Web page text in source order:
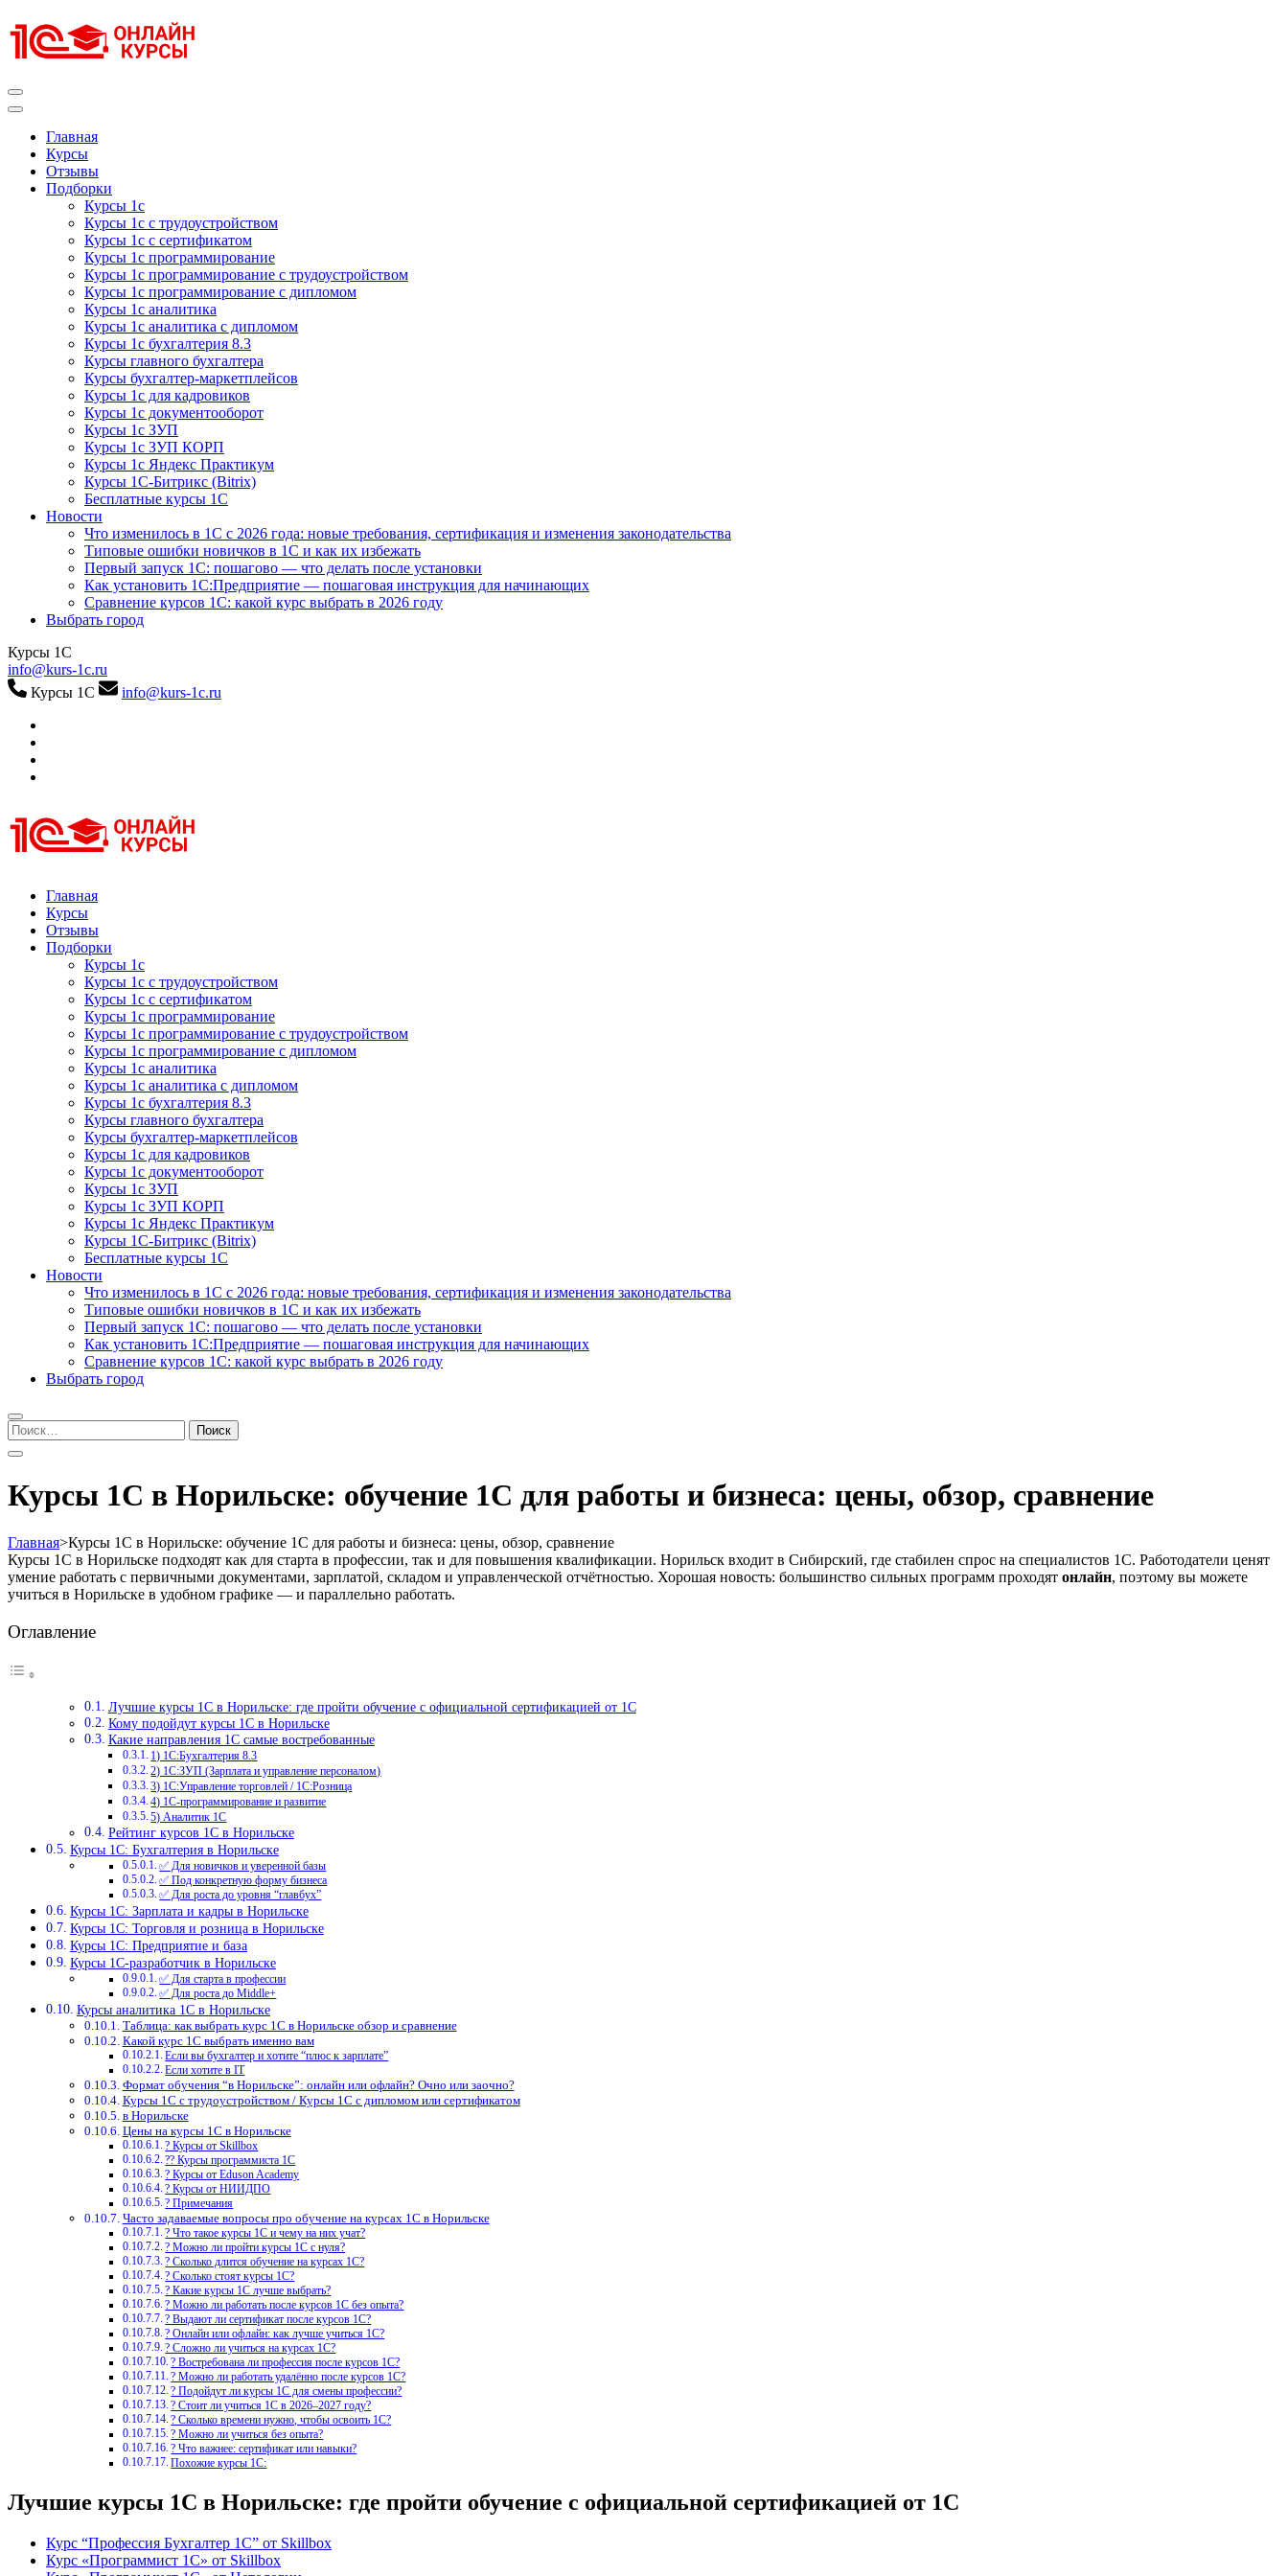
к
содержимому
Главная
Курсы
Отзывы
Подборки
Курсы 1с
Курсы 1с с трудоустройством
Курсы 1с с сертификатом
Курсы 1с программирование
Курсы 1с программирование с трудоустройством
Курсы 1с программирование с дипломом
Курсы 1с аналитика
Курсы 1с аналитика с дипломом
Курсы 1с бухгалтерия 8.3
Курсы главного бухгалтера
Курсы бухгалтер-маркетплейсов
Курсы 1с для кадровиков
Курсы 1с документооборот
Курсы 1с ЗУП
Курсы 1с ЗУП КОРП
Курсы 1с Яндекс Практикум
Курсы 1С-Битрикс (Bitrix)
Бесплатные курсы 1С
Новости
Что изменилось в 1С с 2026 года: новые требования, сертификация и изменения законодательства
Типовые ошибки новичков в 1С и как их избежать
Первый запуск 1С: пошагово — что делать после установки
Как установить 1С:Предприятие — пошаговая инструкция для начинающих
Сравнение курсов 1С: какой курс выбрать в 2026 году
Выбрать город
Курсы 1С
info@kurs-1c.ru
Курсы 1С
info@kurs-1c.ru
Курсы 1С
Курсы 1С официальная сертификация
Главная
Курсы
Отзывы
Подборки
Курсы 1с
Курсы 1с с трудоустройством
Курсы 1с с сертификатом
Курсы 1с программирование
Курсы 1с программирование с трудоустройством
Курсы 1с программирование с дипломом
Курсы 1с аналитика
Курсы 1с аналитика с дипломом
Курсы 1с бухгалтерия 8.3
Курсы главного бухгалтера
Курсы бухгалтер-маркетплейсов
Курсы 1с для кадровиков
Курсы 1с документооборот
Курсы 1с ЗУП
Курсы 1с ЗУП КОРП
Курсы 1с Яндекс Практикум
Курсы 1С-Битрикс (Bitrix)
Бесплатные курсы 1С
Новости
Что изменилось в 1С с 2026 года: новые требования, сертификация и изменения законодательства
Типовые ошибки новичков в 1С и как их избежать
Первый запуск 1С: пошагово — что делать после установки
Как установить 1С:Предприятие — пошаговая инструкция для начинающих
Сравнение курсов 1С: какой курс выбрать в 2026 году
Выбрать город
Найти:
Курсы 1С в Норильске: обучение 1С для работы и бизнеса: цены, обзор, сравнение
Главная>Курсы 1С в Норильске: обучение 1С для работы и бизнеса: цены, обзор, сравнение
Курсы 1С в Норильске подходят как для старта в профессии, так и для повышения квалификации. Норильск входит в Сибирский, где стабилен спрос на специалистов 1С. Работодатели ценят
умение работать с первичными документами, зарплатой, складом и управленческой отчётностью. Хорошая новость: большинство сильных программ проходят онлайн, поэтому вы можете
учиться в Норильске в удобном графике — и параллельно работать.
Оглавление
Лучшие курсы 1С в Норильске: где пройти обучение с официальной сертификацией от 1С
Кому подойдут курсы 1С в Норильске
Какие направления 1С самые востребованные
1) 1С:Бухгалтерия 8.3
2) 1С:ЗУП (Зарплата и управление персоналом)
3) 1С:Управление торговлей / 1С:Розница
4) 1С-программирование и развитие
5) Аналитик 1С
Рейтинг курсов 1С в Норильске
Курсы 1С: Бухгалтерия в Норильске
✅ Для новичков и уверенной базы
✅ Под конкретную форму бизнеса
✅ Для роста до уровня “главбух”
Курсы 1С: Зарплата и кадры в Норильске
Курсы 1С: Торговля и розница в Норильске
Курсы 1С: Предприятие и база
Курсы 1С-разработчик в Норильске
✅ Для старта в профессии
✅ Для роста до Middle+
Курсы аналитика 1С в Норильске
Таблица: как выбрать курс 1С в Норильске обзор и сравнение
Какой курс 1С выбрать именно вам
Если вы бухгалтер и хотите “плюс к зарплате”
Если хотите в IT
Формат обучения “в Норильске”: онлайн или офлайн? Очно или заочно?
Курсы 1С с трудоустройством / Курсы 1С с дипломом или сертификатом
в Норильске
Цены на курсы 1С в Норильске
? Курсы от Skillbox
?‍? Курсы программиста 1С
? Курсы от Eduson Academy
? Курсы от НИИДПО
? Примечания
Часто задаваемые вопросы про обучение на курсах 1С в Норильске
? Что такое курсы 1С и чему на них учат?
? Можно ли пройти курсы 1С с нуля?
? Сколько длится обучение на курсах 1С?
? Сколько стоят курсы 1С?
? Какие курсы 1С лучше выбрать?
? Можно ли работать после курсов 1С без опыта?
? Выдают ли сертификат после курсов 1С?
? Онлайн или офлайн: как лучше учиться 1С?
? Сложно ли учиться на курсах 1С?
? Востребована ли профессия после курсов 1С?
? Можно ли работать удалённо после курсов 1С?
? Подойдут ли курсы 1С для смены профессии?
? Стоит ли учиться 1С в 2026–2027 году?
? Сколько времени нужно, чтобы освоить 1С?
? Можно ли учиться без опыта?
? Что важнее: сертификат или навыки?
Похожие курсы 1С:
Лучшие курсы 1С в Норильске: где пройти обучение с официальной сертификацией от 1С
Курс “Профессия Бухгалтер 1С” от Skillbox
Курс «Программист 1С» от Skillbox